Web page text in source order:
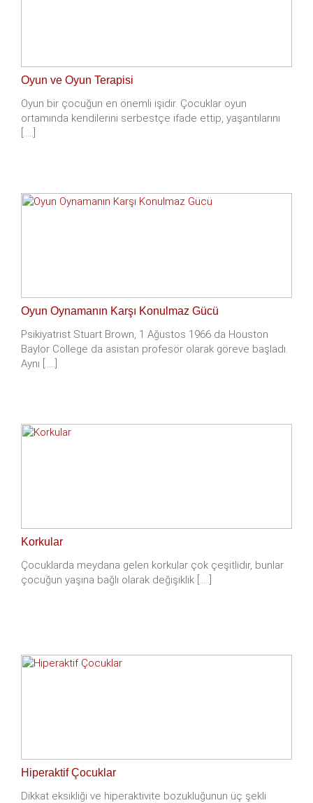
Oyun ve Oyun Terapisi
Oyun bir çocuğun en önemli işidir. Çocuklar oyun
ortamında kendilerini serbestçe ifade ettip, yaşantılarını
[.....]
Oyun Oynamanın Karşı Konulmaz Gücü
Psikiyatrist Stuart Brown, 1 Ağustos 1966 da Houston
Baylor College da asistan profesör olarak göreve başladı.
Aynı [.....]
Korkular
Çocuklarda meydana gelen korkular çok çeşitlidir, bunlar
çocuğun yaşına bağlı olarak değişiklik [.....]
Hiperaktif Çocuklar
Dikkat eksikliği ve hiperaktivite bozukluğunun üç şekli